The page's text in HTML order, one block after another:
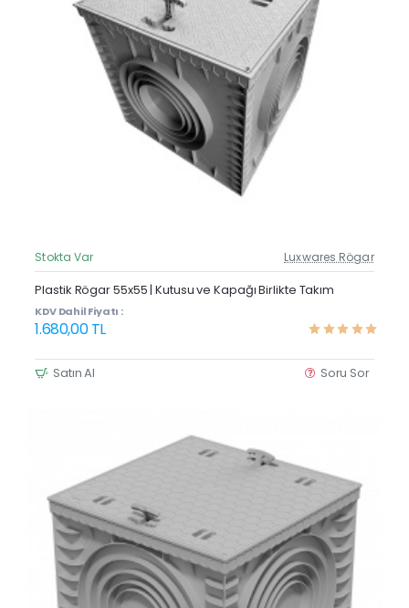
Güncel Fiyat
Stokta Var Luxwares Rögar
Plastik Rögar 55x55 | Kutusu ve Kapağı Birlikte Takım
KDV Dahil Fiyatı :
1.680,00 TL
Satın Al Soru Sor